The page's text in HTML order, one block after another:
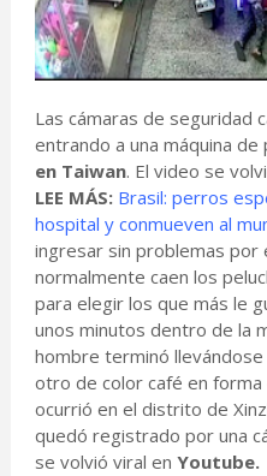
Las cámaras de seguridad
entrando a una máquina
en Taiwan. El video se
LEE MÁS: Brasil: perros
hospital y conmueven al
ingresar sin problemas por
normalmente caen los
para elegir los que más le
unos minutos dentro de la
hombre terminó
otro de color café en
ocurrió en el distrito de
quedó registrado por una
se volvió viral en Youtube.